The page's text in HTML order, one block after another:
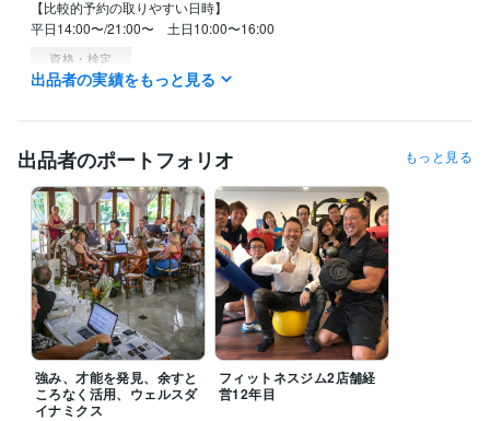
【比較的予約の取りやすい日時】
平日14:00〜/21:00〜　土日10:00〜16:00
資格・検定
ウェルスダイナミクスプラクティショナー
ウェルスダイナミクスコンサルタント 取得年 : 2017年
ウェルスダイナミクストレーナー（資格発行者）
ウェルスダイナミクスアンバサダー（日本に6人） 取得年 : 2020年
得意分野
ビジネス代行・事務代行 独立起業 副業、複業 ビジネスの強み、才
能診断 独立から起業までの伴走
独立起業 副業 複業 自己分析 強み 才能 キャリア
仕事
働きがい
生きがい
学習指導・資格・キャリア相談 転職、適職 コーチ、カウンセラー起
業 ビジネスの強み、才能診断 キャリア、転職に関する壁打ち相手に
転職 適職 自己分析 強み 才能 キャリア 仕事 相談
生きがい
出品者の実績をもっと見る
出品者のポートフォリオ もっと見る
強み、才能を発見、余すと
ころなく活用、ウェルスダ
イナミクス
フィットネスジム2店舗経
営12年目